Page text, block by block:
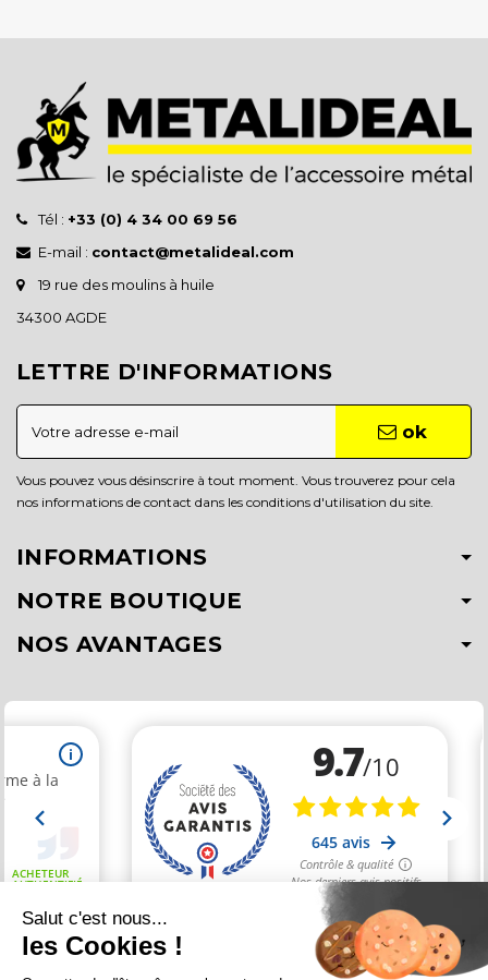
Tél : +33 (0) 4 34 00 69 56
E-mail : contact@metalideal.com
19 rue des moulins à huile
34300 AGDE
LETTRE D'INFORMATIONS
ok
Vous pouvez vous désinscrire à tout moment. Vous trouverez pour cela
nos informations de contact dans les conditions d'utilisation du site.
INFORMATIONS
NOTRE BOUTIQUE
NOS AVANTAGES
Marchand approuvé par la Société des Avis Garantis,cliquez ici
Salut c'est nous...
les Cookies !